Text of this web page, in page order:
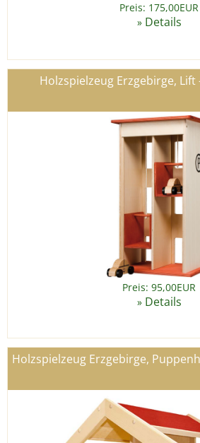
Preis: 175,00EUR
» Details
Holzspielzeug Erzgebirge, Lift
Preis: 95,00EUR
» Details
Holzspielzeug Erzgebirge,